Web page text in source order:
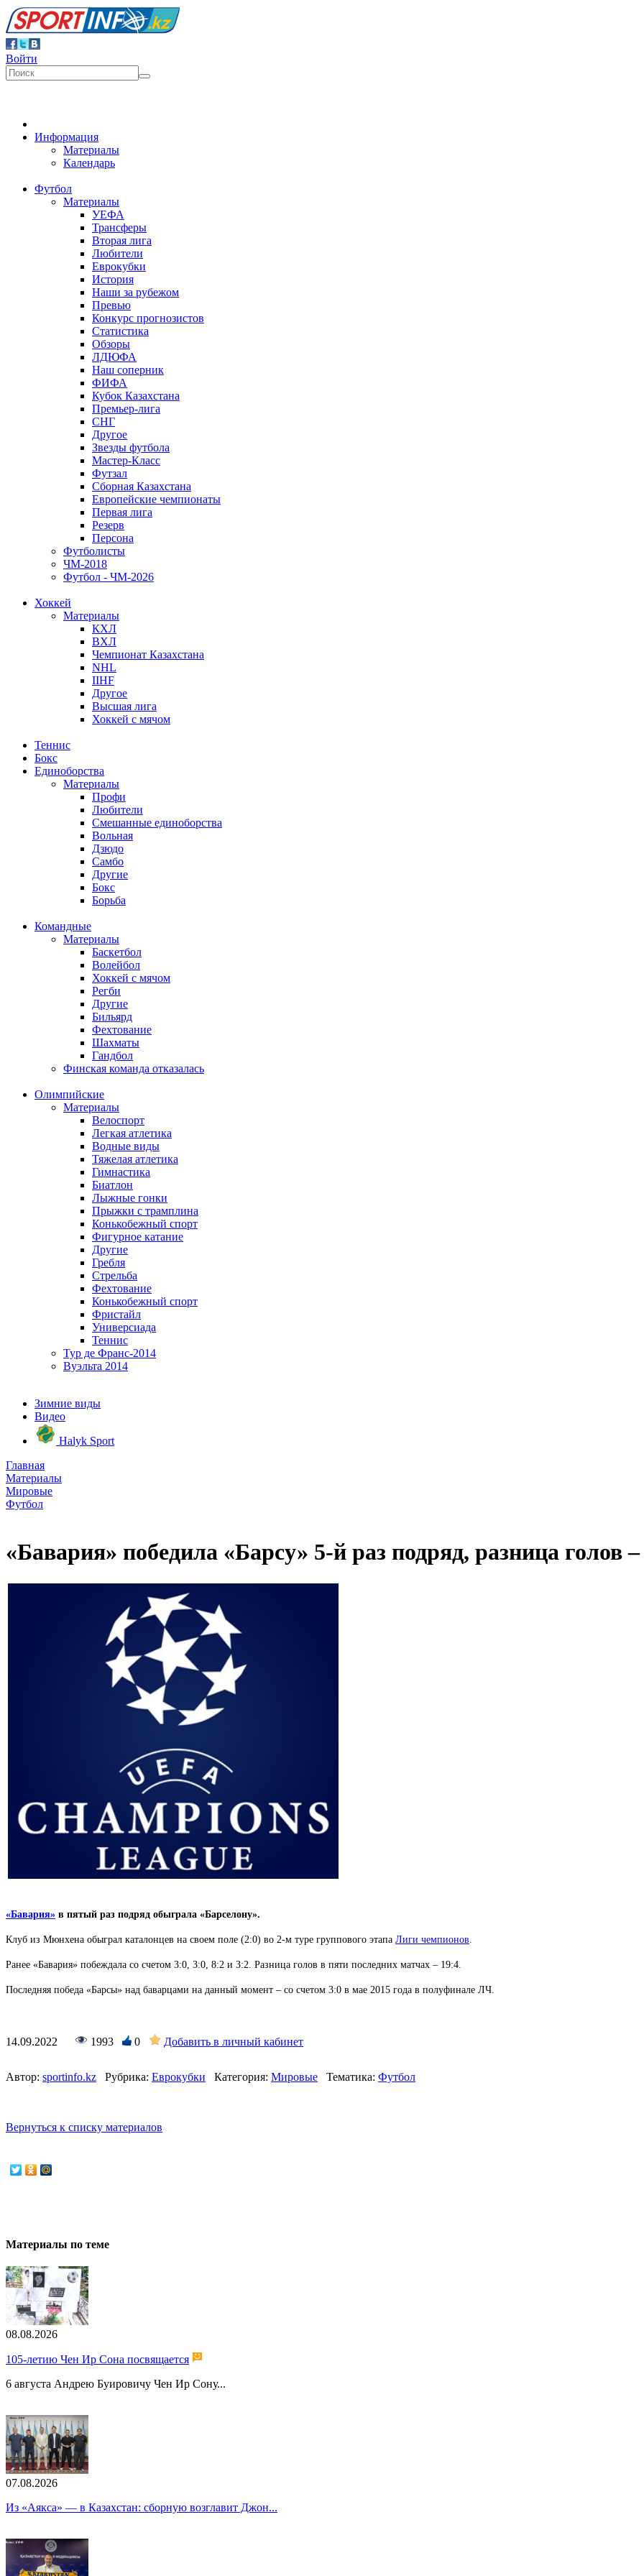
Войти
Информация
Материалы
Календарь
Футбол
Материалы
УЕФА
Трансферы
Вторая лига
Любители
Еврокубки
История
Наши за рубежом
Превью
Конкурс прогнозистов
Статистика
Обзоры
ЛДЮФА
Наш соперник
ФИФА
Кубок Казахстана
Премьер-лига
СНГ
Другое
Звезды футбола
Мастер-Класс
Футзал
Сборная Казахстана
Европейские чемпионаты
Первая лига
Резерв
Персона
Футболисты
ЧМ-2018
Футбол - ЧМ-2026
Хоккей
Материалы
КХЛ
ВХЛ
Чемпионат Казахстана
NHL
IIHF
Другое
Высшая лига
Хоккей с мячом
Теннис
Бокс
Единоборства
Материалы
Профи
Любители
Смешанные единоборства
Вольная
Дзюдо
Самбо
Другие
Бокс
Борьба
Командные
Материалы
Баскетбол
Волейбол
Хоккей с мячом
Регби
Другие
Бильярд
Фехтование
Шахматы
Гандбол
Финская команда отказалась
Олимпийские
Материалы
Велоспорт
Легкая атлетика
Водные виды
Тяжелая атлетика
Гимнастика
Биатлон
Лыжные гонки
Прыжки с трамплина
Конькобежный спорт
Фигурное катание
Другие
Гребля
Стрельба
Фехтование
Конькобежный спорт
Фристайл
Универсиада
Теннис
Тур де Франс-2014
Вуэльта 2014
Зимние виды
Видео
Halyk Sport
Главная
Материалы
Мировые
Футбол
«Бавария» победила «Барсу» 5-й раз подряд, разница голов
«Бавария» в пятый раз подряд обыграла «Барселону».
Клуб из Мюнхена обыграл каталонцев на своем поле (2:0) во 2-м туре группового этапа Лиги чемпионов
Ранее «Бавария» побеждала со счетом 3:0, 3:0, 8:2 и 3:2. Разница голов в пяти последних матчах – 19:4.
Последняя победа «Барсы» над баварцами на данный момент – со счетом 3:0 в мае 2015 года в полуфинале ЛЧ.
14.09.2022 1993 0 Добавить в личный кабинет
Автор: sportinfo.kz Рубрика: Еврокубки Категория: Мировые Тематика: Футбол
Вернуться к списку материалов
Материалы по теме
08.08.2026
105-летию Чен Ир Сона посвящается
6 августа Андрею Буировичу Чен Ир Сону...
07.08.2026
Из «Аякса» — в Казахстан: сборную возглавит Джон...